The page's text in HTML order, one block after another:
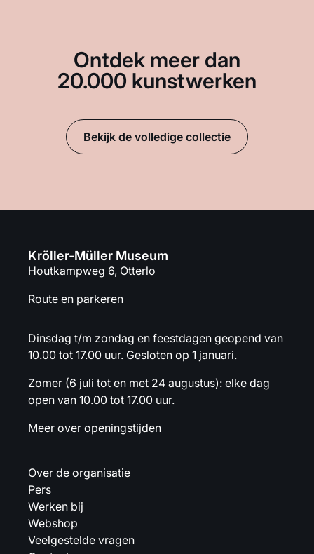
Ontdek meer dan
20.000 kunstwerken
Bekijk de volledige collectie
Kröller-Müller Museum
Houtkampweg 6, Otterlo
Route en parkeren
Dinsdag t/m zondag en feestdagen geopend van
10.00 tot 17.00 uur. Gesloten op 1 januari.
Zomer (6 juli tot en met 24 augustus): elke dag
open van 10.00 tot 17.00 uur.
Meer over openingstijden
Over de organisatie
Pers
Werken bij
Webshop
Veelgestelde vragen